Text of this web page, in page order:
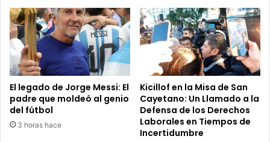
El legado de Jorge Messi: El
padre que moldeó al genio
del fútbol
3 horas hace
Kicillof en la Misa de San
Cayetano: Un Llamado a la
Defensa de los Derechos
Laborales en Tiempos de
Incertidumbre